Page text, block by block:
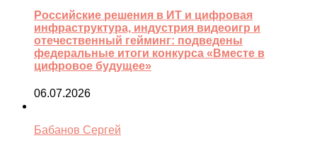
Российские решения в ИТ и цифровая
инфраструктура, индустрия видеоигр и
отечественный гейминг: подведены
федеральные итоги конкурса «Вместе в
цифровое будущее»
06.07.2026
Бабанов Сергей